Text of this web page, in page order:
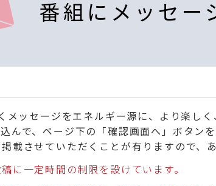
番組にメッセー
メッセージをエネルギー源に、より楽し
んで、ページ下の「確認画面へ」ボタンを
載させていただくことが有りますので、
に一定時間の制限を設けています。